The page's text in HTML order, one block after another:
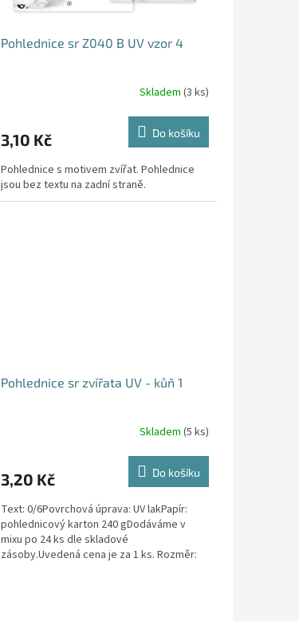
Pohlednice sr Z040 B UV vzor 4
Skladem (3 ks)
3,10 Kč Do košíku
Pohlednice s motivem zvířat. Pohlednice
jsou bez textu na zadní straně.
Pohlednice sr zvířata UV - kůň 1
Skladem (5 ks)
3,20 Kč Do košíku
Text: 0/6Povrchová úprava: UV lakPapír:
pohlednicový karton 240 gDodáváme v
mixu po 24 ks dle skladové
zásoby.Uvedená cena je za 1 ks. Rozměr: